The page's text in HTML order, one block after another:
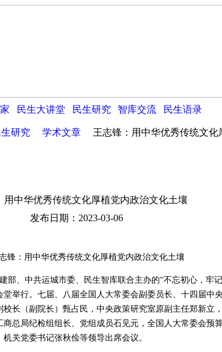
民生大讲堂 民生研究 智库交流 民生语录
生研究 学术文章 王志锋：用中华优秀传统文
用中华优秀传统文化厚植党内政治文化土壤
发布日期：2023-03-06
、中共运城市委、民生智库联合主办的“不忘初心，牢
举行。七届、八届全国人大常委会副委员长、十四届中
长（副院长）甄占民，中央政策研究室原副主任郑新立
总局纪检组组长、党组成员石见元，全国人大常委会预
关党委书记张秋俭等领导出席会议。